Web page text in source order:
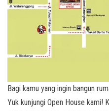
Bagi kamu yang ingin bangun
Yuk kunjungi Open House kami!